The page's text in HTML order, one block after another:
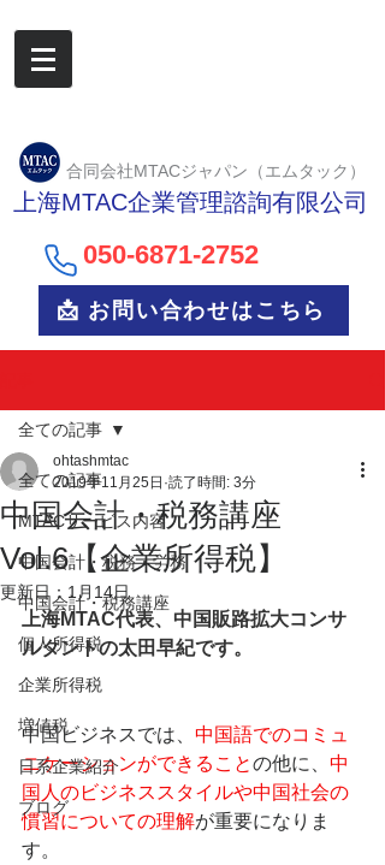
合同会社MTACジャパン（エムタック）
上海MTAC企業管理諮詢有限公司
050-6871-2752
📩 お問い合わせはこちら
全ての記事
MTACサービス内容
中国会計・税務・労務
中国会計・税務講座
個人所得税
企業所得税
増値税
日系企業紹介
ブログ
全ての記事
中国会計・税務講座
Vol.6【企業所得税】
ohtashmtac
2019年11月25日 読了時間: 3分
更新日： 1月14日
上海MTAC代表、中国販路拡大コンサ
ルタントの太田早紀です。
中国ビジネスでは、 中国語でのコミュ
ニケーションができることの他に、 中
国人のビジネススタイルや中国社会の
慣習についての理解が重要になりま
す。